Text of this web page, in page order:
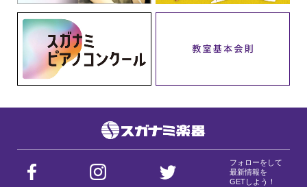
フォローをして
最新情報を
GETしよう！